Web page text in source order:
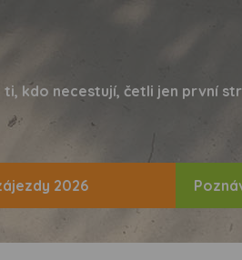
ti, kdo necestují, četli jen první
2026